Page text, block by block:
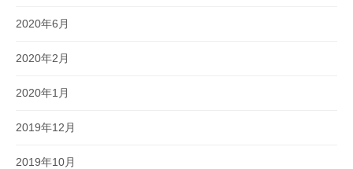
2020年6月
2020年2月
2020年1月
2019年12月
2019年10月